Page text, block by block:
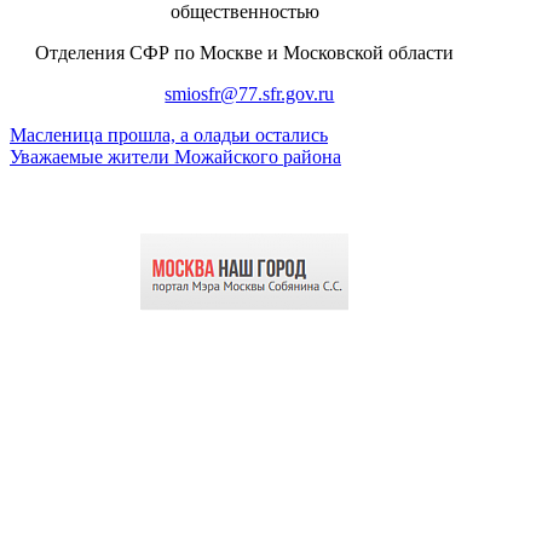
общественностью
Отделения СФР по Москве и Московской области
smiosfr@77.sfr.gov.ru
Масленица прошла, а оладьи остались
Уважаемые жители Можайского района